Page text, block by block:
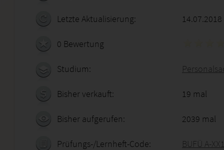
Letzte Aktualisierung: 14.07.2018
0 Bewertung
Studium:
Bisher verkauft: 19 mal
Bisher aufgerufen: 2039 mal
Prüfungs-/Lernheft-Code: BUFÜ A-